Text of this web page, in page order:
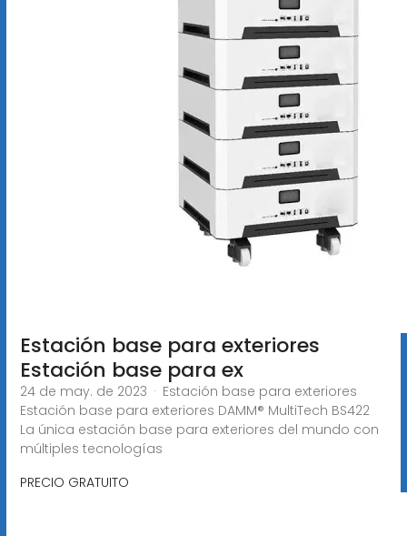
Estación base para exteriores
Estación base para ex
24 de may. de 2023 · Estación base para exteriores
Estación base para exteriores DAMM® MultiTech BS422
La única estación base para exteriores del mundo con
múltiples tecnologías
PRECIO GRATUITO